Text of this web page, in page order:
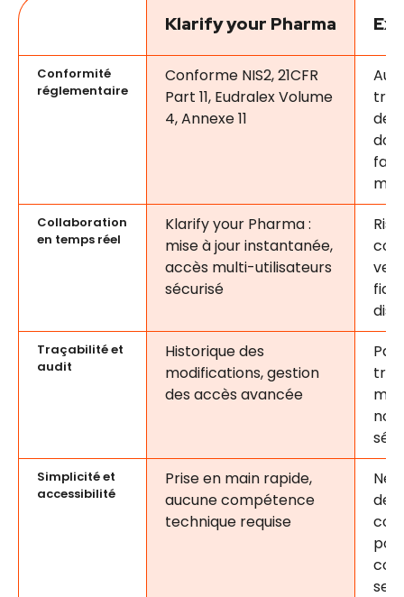
Klarify your Pharma
Conformité
réglementaire
Conforme NIS2, 21CFR
Part 11, Eudralex Volume
4, Annexe 11
des
Collaboration
en temps réel
Klarify your Pharma :
mise à jour instantanée,
accès multi-utilisateurs
sécurisé
Traçabilité et
audit
Historique des
modifications, gestion
des accès avancée
trail,
non
Simplicité et
accessibilité
Prise en main rapide,
aucune compétence
technique requise
des
ses